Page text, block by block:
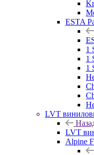
ESTA
1
1
1
LVT
LVT
Alpine